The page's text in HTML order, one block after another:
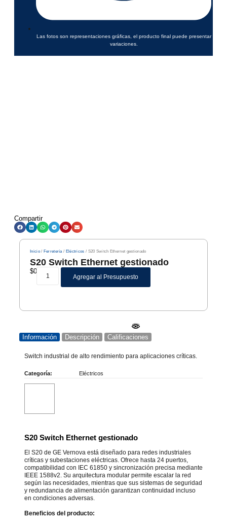
Las fotos son representaciones gráficas, el producto final puede presentar
variaciones.
Compartir
Inicio/ Ferretería/ Eléctricos / S20 Switch Ethernet gestionado
S20 Switch Ethernet gestionado
$0
Agregar al Presupuesto
Información Descripción Calificaciones
Switch industrial de alto rendimiento para aplicaciones críticas.
Categoría: Eléctricos
S20 Switch Ethernet gestionado
El S20 de GE Vernova está diseñado para redes industriales
críticas y subestaciones eléctricas. Ofrece hasta 24 puertos,
compatibilidad con IEC 61850 y sincronización precisa mediante
IEEE 1588v2. Su arquitectura modular permite escalar la red
según las necesidades, mientras que sus sistemas de seguridad
y redundancia de alimentación garantizan continuidad incluso
en condiciones adversas.
Beneficios del producto: